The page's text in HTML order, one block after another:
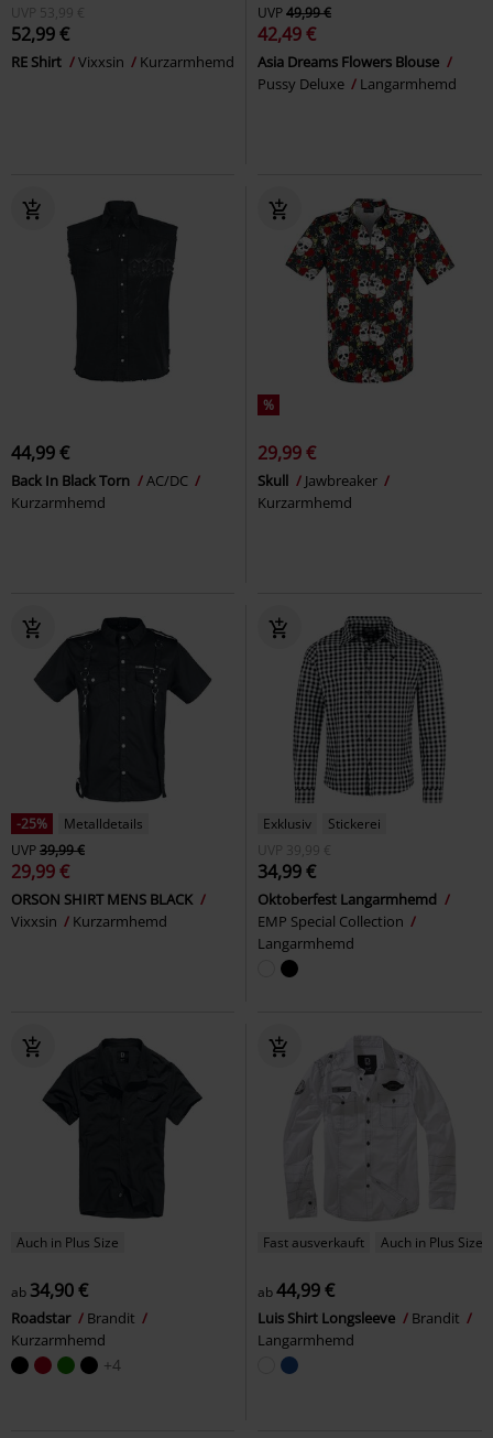
UVP 53,99 €
52,99 €
RE Shirt Vixxsin Kurzarmhemd
UVP49,99 €
42,49 €
Asia Dreams Flowers Blouse
Pussy Deluxe
Langarmhemd
44,99 €
Back In Black Torn
AC/DC
Kurzarmhemd
%
29,99 €
Skull
Jawbreaker
Kurzarmhemd
-25%
Metalldetails
UVP39,99 €
29,99 €
ORSON SHIRT MENS BLACK
Vixxsin
Kurzarmhemd
Exklusiv
Stickerei
UVP
39,99 €
34,99 €
Oktoberfest Langarmhemd
EMP Special Collection
Langarmhemd
Auch in Plus Size
ab 34,90 €
Roadstar
Brandit
Kurzarmhemd
+4
Fast ausverkauft Auch in Plus Size
ab44,99 €
Luis Shirt Longsleeve
Brandit
Langarmhemd